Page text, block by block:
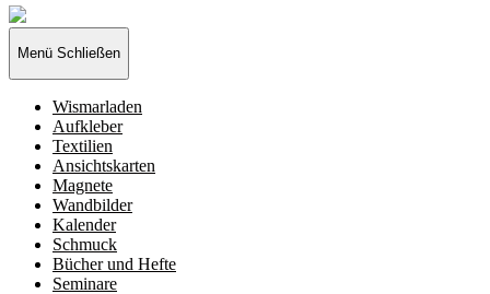
Wismarladen
-
deine
Produzentengemeinschaft
Menü Schließen
Wismarladen
Aufkleber
Textilien
Ansichtskarten
Magnete
Wandbilder
Kalender
Schmuck
Bücher und Hefte
Seminare